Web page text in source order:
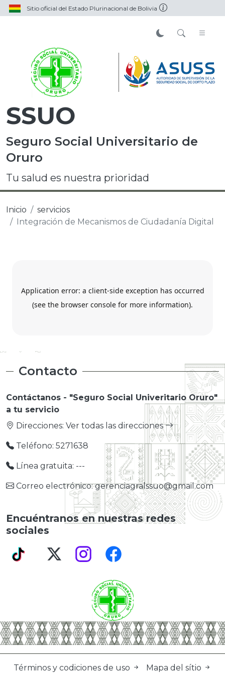
Sitio oficial del Estado Plurinacional de Bolivia
SSUO
Seguro Social Universitario de
Oruro
Tu salud es nuestra prioridad
Inicio
servicios
Integración de Mecanismos de Ciudadanía Digital
Contacto
Contáctanos - "Seguro Social Univeritario Oruro"
a tu servicio
Direcciones: Ver todas las direcciones
Teléfono: 5271638
Línea gratuita: ---
Correo electrónico: gerenciagralssuo@gmail.com
Encuéntranos en nuestras redes
sociales
Términos y codiciones de uso Mapa del sítio